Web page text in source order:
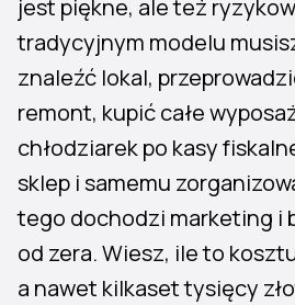
jest piękne, ale też
tradycyjnym modelu
znaleźć lokal,
remont, kupić całe
chłodziarek po kasy
sklep i samemu
tego dochodzi marketing i
od zera. Wiesz, ile to
a nawet kilkaset tysięcy